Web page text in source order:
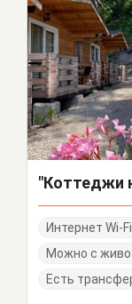
Интернет Wi-Fi
Можно с
Есть